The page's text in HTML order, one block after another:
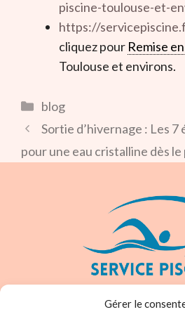
Gérer le
piscine-toulouse-et-
https://
cliquez pour Remise
Toulouse et environs.
Catégories
blog
Sortie d’hivernage : Les 7
pour une eau cristalline dès